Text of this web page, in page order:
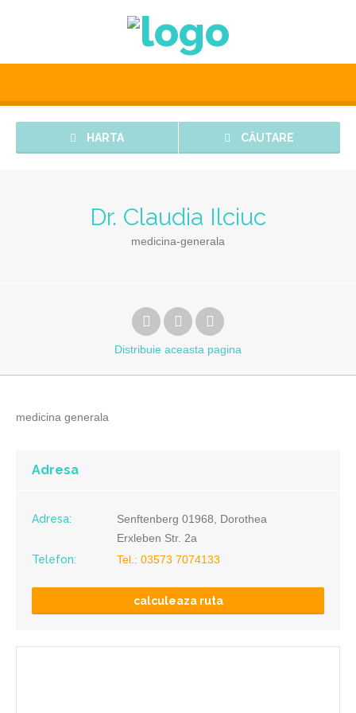
HARTA CĂUTARE
Dr. Claudia Ilciuc
medicina-generala
Distribuie aceasta pagina
medicina generala
Adresa
Adresa:
Senftenberg 01968, Dorothea
Erxleben Str. 2a
Telefon:
Tel.: 03573 7074133
calculeaza ruta